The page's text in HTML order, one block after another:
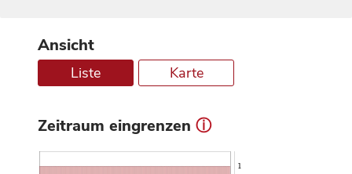
Ansicht
Liste Karte
Zeitraum eingrenzen ⓘ
1